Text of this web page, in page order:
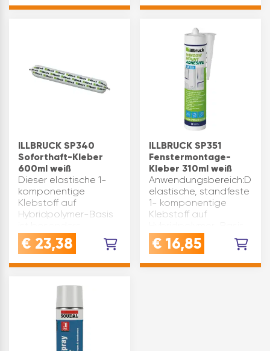
Verarbeitungsgeräten
hat ein breites
Haftspektrum und
eignet sic…
ILLBRUCK SP340
Soforthaft-Kleber
600ml weiß
Dieser elastische 1-
komponentige
Klebstoff auf
Hybridpolymer-Basis
geeignet zum
Herstellen von
eine sofortige hohe
Anfangshaftung
Systembestandt…
€ 23,38
ILLBRUCK SP351
Fenstermontage-
Kleber 310ml weiß
elastische, standfeste
1- komponentige
Klebstoff auf
ist besonders
geeignet zum
Kleben
€ 16,85